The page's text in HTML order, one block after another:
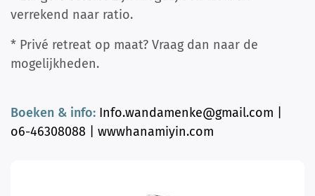
verrekend naar ratio.
* Privé retreat op maat? Vraag dan naar de
mogelijkheden.
Boeken & info: Info.wandamenke@gmail.com |
o6-46308088 | wwwhanamiyin.com